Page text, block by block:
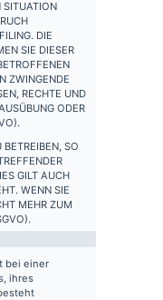
SITUATION
DIE
SIE DIESER
ZWINGENDE
RECHTE UND
ODER
SO
GILT AUCH
WENN SIE
MEHR ZUM
bei einer
ihres